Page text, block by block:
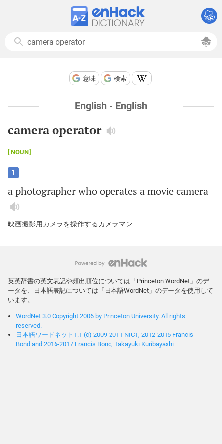
意味 検索
English - English
camera operator
NOUN
1
aphotographerwhooperates amovie camera
映画撮影用カメラを操作するカメラマン
英英辞書の英文表記や頻出順位については「Princeton WordNet」のデ
ータを、日本語表記については「日本語WordNet」のデータを使用して
います。
WordNet 3.0 Copyright 2006 by Princeton University. All rights
reserved.
日本語ワードネット1.1 (c) 2009-2011 NICT, 2012-2015 Francis
Bond and 2016-2017 Francis Bond, Takayuki Kuribayashi